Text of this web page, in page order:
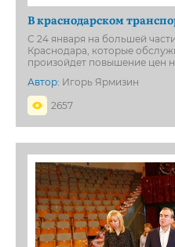
В краснодарском
С 24 января на большей
Краснодара, которые
произойдет повышение цен
Автор: Игорь Ярмизин
2657